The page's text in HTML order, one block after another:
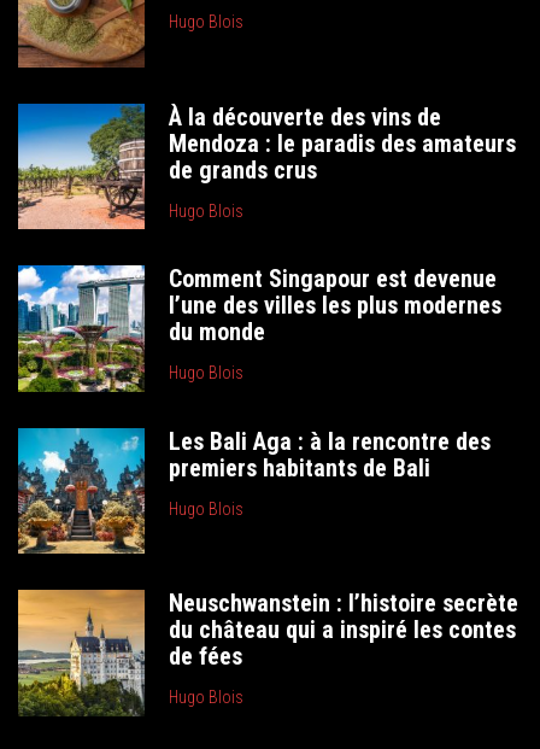
Hugo Blois
À la découverte des vins de
Mendoza : le paradis des amateurs
de grands crus
Hugo Blois
Comment Singapour est devenue
l’une des villes les plus modernes
du monde
Hugo Blois
Les Bali Aga : à la rencontre des
premiers habitants de Bali
Hugo Blois
Neuschwanstein : l’histoire secrète
du château qui a inspiré les contes
de fées
Hugo Blois